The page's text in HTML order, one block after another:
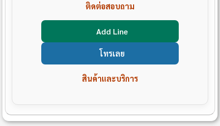
ติดต่อสอบถาม
Add Line
โทรเลย
สินค้าและบริการ